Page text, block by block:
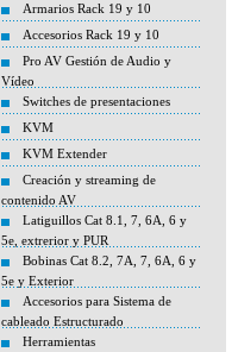
Armarios Rack 19 y 10
Accesorios Rack 19 y 10
Pro AV Gestión de Audio y
Vídeo
Switches de presentaciones
KVM
KVM Extender
Creación y streaming de
contenido AV
Latiguillos Cat 8.1, 7, 6A, 6 y
5e, extrerior y PUR
Bobinas Cat 8.2, 7A, 7, 6A, 6 y
5e y Exterior
Accesorios para Sistema de
cableado Estructurado
Herramientas